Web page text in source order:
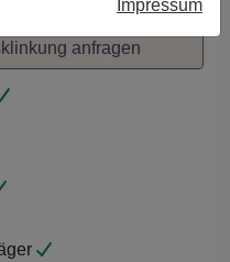
anfragen
Impressum